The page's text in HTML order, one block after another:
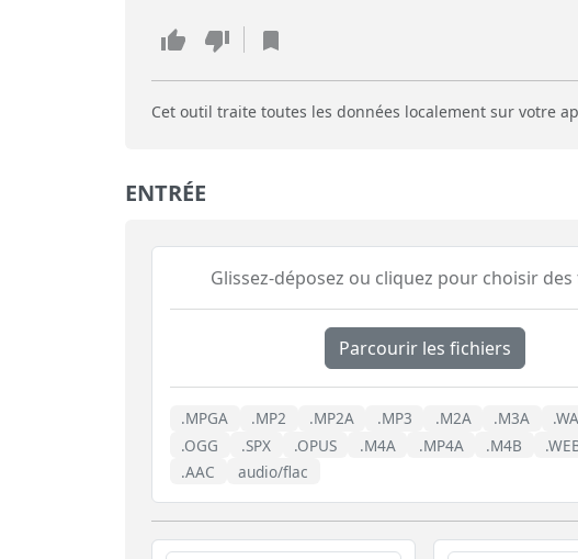
Cet outil traite toutes les données localement sur votre
ENTRÉE
Glissez-déposez ou cliquez pour choisir
Parcourir les fichiers
.MPGA .MP2 .MP2A .MP3 .M2A .M3A
.OGG
.SPX .OPUS .M4A .MP4A .M4B
.AAC
audio/flac